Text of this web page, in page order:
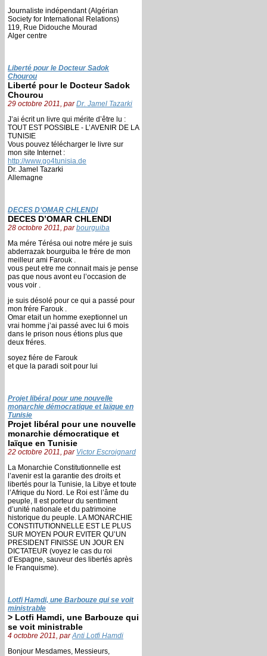
Journaliste indépendant (Algérian
Society for International Relations)
119, Rue Didouche Mourad
Alger centre
Liberté pour le Docteur Sadok
Chourou
Liberté pour le Docteur Sadok
Chourou
29 octobre 2011, parDr. Jamel Tazarki
J’ai écrit un livre qui mérite d’être lu :
TOUT EST POSSIBLE - L’AVENIR DE LA
TUNISIE
Vous pouvez télécharger le livre sur
mon site Internet :
http://www.go4tunisia.de
Dr. Jamel Tazarki
Allemagne
DECES D’OMAR CHLENDI
DECES D’OMAR CHLENDI
28 octobre 2011, parbourguiba
Ma mére Térésa oui notre mére je suis
abderrazak bourguiba le frére de mon
meilleur ami Farouk .
vous peut etre me connait mais je pense
pas que nous avont eu l’occasion de
vous voir .
je suis désolé pour ce qui a passé pour
mon frére Farouk .
Omar etait un homme exeptionnel un
vrai homme j’ai passé avec lui 6 mois
dans le prison nous étions plus que
deux fréres.
soyez fiére de Farouk
et que la paradi soit pour lui
Projet libéral pour une nouvelle
monarchie démocratique et laïque en
Tunisie
Projet libéral pour une nouvelle
monarchie démocratique et
laïque en Tunisie
22 octobre 2011, par Victor Escroignard
La Monarchie Constitutionnelle est
l’avenir est la garantie des droits et
libertés pour la Tunisie, la Libye et toute
l’Afrique du Nord. Le Roi est l’âme du
peuple, Il est porteur du sentiment
d’unité nationale et du patrimoine
historique du peuple. LA MONARCHIE
CONSTITUTIONNELLE EST LE PLUS
SUR MOYEN POUR EVITER QU’UN
PRESIDENT FINISSE UN JOUR EN
DICTATEUR (voyez le cas du roi
d’Espagne, sauveur des libertés après
le Franquisme).
Lotfi Hamdi, une Barbouze qui se voit
ministrable
> Lotfi Hamdi, une Barbouze qui
se voit ministrable
4 octobre 2011, parAnti Lotfi Hamdi
Bonjour Mesdames, Messieurs,